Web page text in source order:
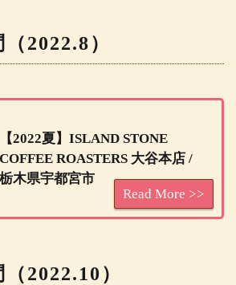
2022.8）
【2022夏】ISLAND STONE
COFFEE ROASTERS 大谷本店 /
栃木県宇都宮市
2022.10）